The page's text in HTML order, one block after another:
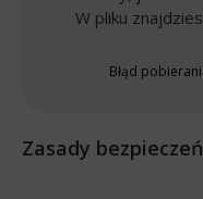
W pliku
Błąd
Zasady